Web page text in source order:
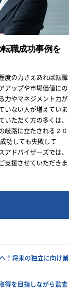
職成功事例を
度の力さえあれば転職
アップや市場価値にの
力やマネジメント力が
いない人が増えていま
ただく方の多くは、
岐路に立たされる２０
功しても失敗して
ドバイザーズでは、
支援させていただきま
！将来の独立に向け業
得を目指しながら監査